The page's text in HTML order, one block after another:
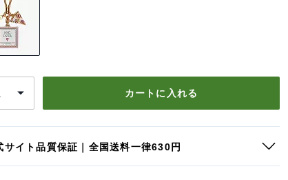
カートに入れる
サイト品質保証｜全国送料一律630円